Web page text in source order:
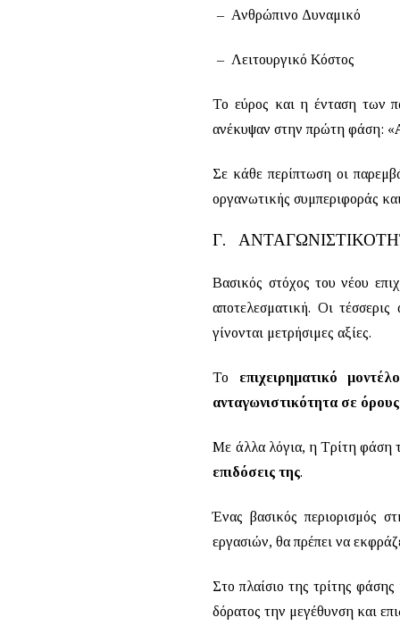
– Ανθρώπινο Δυναμικό
– Λειτουργικό Κόστος
Το εύρος και η ένταση των
ανέκυψαν στην πρώτη φάση: «
Σε κάθε περίπτωση οι
οργανωτικής συμπεριφοράς
Γ.
Βασικός στόχος του νέου
αποτελεσματική. Οι
γίνονται μετρήσιμες αξίες.
Το επιχειρηματικό
ανταγωνιστικότητα σε
Με άλλα λόγια, η Τρίτη φάση
επιδόσεις της.
Ένας βασικός περιορισμός
εργασιών, θα πρέπει να
Στο πλαίσιο της τρίτης
δόρατος την μεγέθυνση και